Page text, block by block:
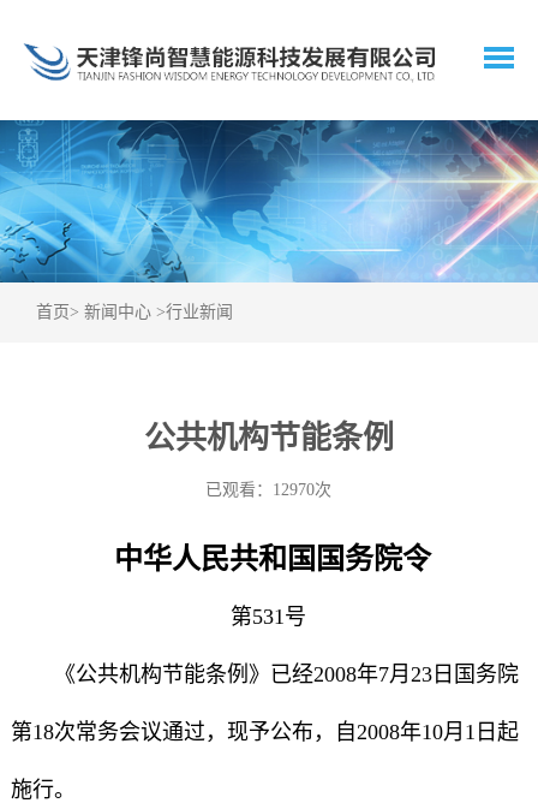
首页> 新闻中心 >行业新闻
公共机构节能条例
已观看：12970次
中华人民共和国国务院令
第531号
《公共机构节能条例》已经2008年7月23日国务院
第18次常务会议通过，现予公布，自2008年10月1日起
施行。